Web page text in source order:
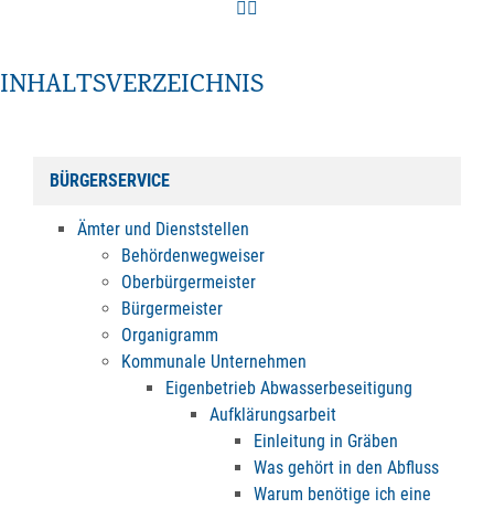
INHALTSVERZEICHNIS
BÜRGERSERVICE
Ämter und Dienststellen
Behördenwegweiser
Oberbürgermeister
Bürgermeister
Organigramm
Kommunale Unternehmen
Eigenbetrieb Abwasserbeseitigung
Aufklärungsarbeit
Einleitung in Gräben
Was gehört in den Abfluss
Warum benötige ich eine